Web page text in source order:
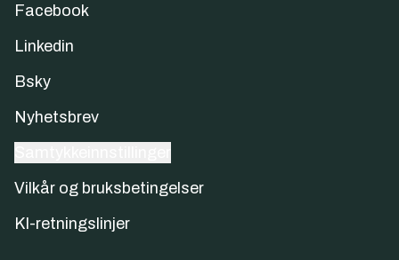
Facebook
Linkedin
Bsky
Nyhetsbrev
Vilkår og bruksbetingelser
KI-retningslinjer